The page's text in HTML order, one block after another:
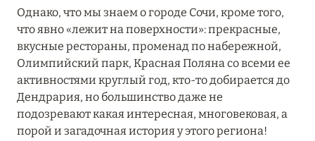
13 мая 2025
ЗАБРОНИРУЙТЕ FOUR SEASONS RESORT
DUBAI AT JUMEIRAH BEACH ПО ЛУЧШИМ
ЦЕНАМ
Подробнее
Однако, что мы знаем о городе Сочи, кроме того,
что явно «лежит на поверхности»: прекрасные,
вкусные рестораны, променад по набережной,
Олимпийский парк, Красная Поляна со всеми ее
активностями круглый год, кто-то добирается до
Дендрария, но большинство даже не
подозревают какая интересная, многовековая, а
порой и загадочная история у этого региона!